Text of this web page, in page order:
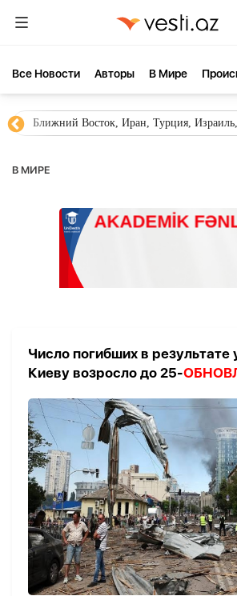
Все Новости Aвторы В Мире
Ближний Восток, Иран, Турция,
В МИРЕ
Число погибших в результате
Киеву возросло до 25-